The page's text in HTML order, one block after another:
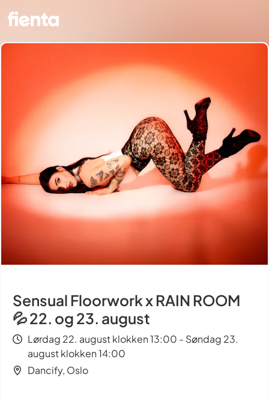
Sensual Floorwork x RAIN ROOM
💦 22. og 23. august
Lørdag 22. august klokken 13:00 - Søndag 23.
august klokken 14:00
Dancify, Oslo